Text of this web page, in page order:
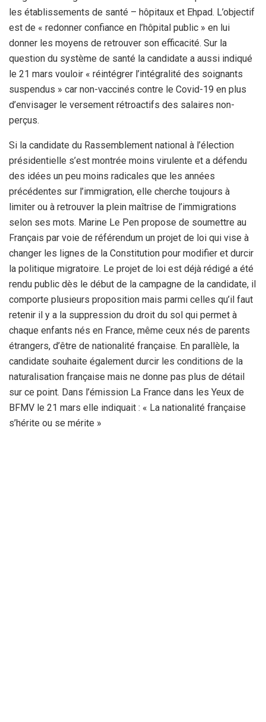
les établissements de santé – hôpitaux et Ehpad. L’objectif
est de « redonner confiance en l’hôpital public » en lui
donner les moyens de retrouver son efficacité. Sur la
question du système de santé la candidate a aussi indiqué
le 21 mars vouloir « réintégrer l’intégralité des soignants
suspendus » car non-vaccinés contre le Covid-19 en plus
d’envisager le versement rétroactifs des salaires non-
perçus.
Si la candidate du Rassemblement national à l’élection
présidentielle s’est montrée moins virulente et a défendu
des idées un peu moins radicales que les années
précédentes sur l’immigration, elle cherche toujours à
limiter ou à retrouver la plein maîtrise de l’immigrations
selon ses mots. Marine Le Pen propose de soumettre au
Français par voie de référendum un projet de loi qui vise à
changer les lignes de la Constitution pour modifier et durcir
la politique migratoire. Le projet de loi est déjà rédigé a été
rendu public dès le début de la campagne de la candidate, il
comporte plusieurs proposition mais parmi celles qu’il faut
retenir il y a la suppression du droit du sol qui permet à
chaque enfants nés en France, même ceux nés de parents
étrangers, d’être de nationalité française. En parallèle, la
candidate souhaite également durcir les conditions de la
naturalisation française mais ne donne pas plus de détail
sur ce point. Dans l’émission La France dans les Yeux de
BFMV le 21 mars elle indiquait : « La nationalité française
s’hérite ou se mérite »